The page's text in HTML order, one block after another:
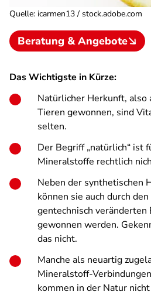
Quelle: icarmen13 / stock.adobe.com
Beratung & Angebote
Das Wichtigste in Kürze:
Natürlicher Herkunft, also
Tieren gewonnen, sind
selten.
Der Begriff „natürlich“ ist
Mineralstoffe rechtlich
Neben der synthetischen
können sie auch durch
gentechnisch veränderten
gewonnen werden.
das nicht.
Manche als neuartig
Mineralstoff-
kommen in der Natur